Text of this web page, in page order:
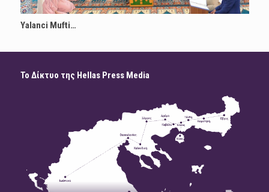
Yalanci Mufti…
Το Δίκτυο της Hellas Press Media